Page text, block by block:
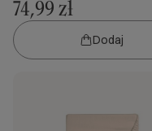
74,99 zł
Dodaj